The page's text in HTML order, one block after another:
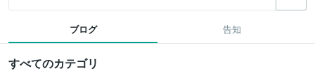
ブログ 告知
すべてのカテゴリ